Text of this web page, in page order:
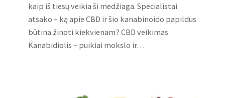
kaip iš tiesų veikia ši medžiaga. Specialistai
atsako – ką apie CBD ir šio kanabinoido papildus
būtina žinoti kiekvienam? CBD veikimas
Kanabidiolis – puikiai mokslo ir…